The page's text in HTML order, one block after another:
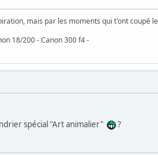
mais par les moments qui t'ont coupé
18/200 - Canon 300 f4 -
spécial "Art animalier"
?